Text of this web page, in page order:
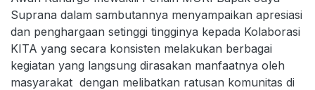
Suprana dalam sambutannya menyampaikan apresiasi
dan penghargaan setinggi tingginya kepada Kolaborasi
KITA yang secara konsisten melakukan berbagai
kegiatan yang langsung dirasakan manfaatnya oleh
masyarakat dengan melibatkan ratusan komunitas di